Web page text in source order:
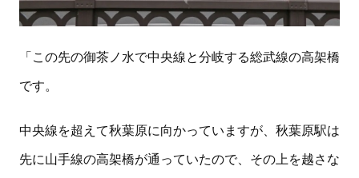
「この先の御茶ノ水で中央線と分岐する総武線の高架橋
です。
中央線を超えて秋葉原に向かっていますが、秋葉原駅は
先に山手線の高架橋が通っていたので、その上を越さな